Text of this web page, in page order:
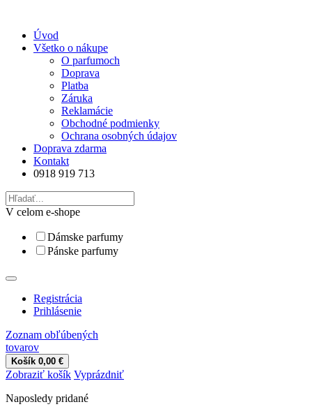
Úvod
Všetko o nákupe
O parfumoch
Doprava
Platba
Záruka
Reklamácie
Obchodné podmienky
Ochrana osobných údajov
Doprava zdarma
Kontakt
0918 919 713
V celom e-shope
Dámske parfumy
Pánske parfumy
Registrácia
Prihlásenie
Zoznam obľúbených
tovarov
Košík 0,00 €
Zobraziť košík Vyprázdniť
Naposledy pridané